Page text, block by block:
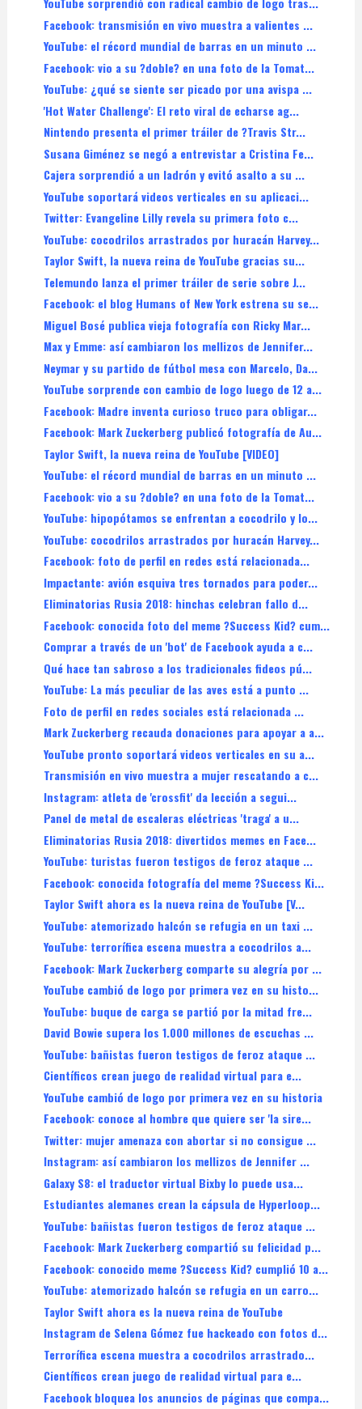
Facebook: transmisión en vivo muestra a valientes ...
YouTube: el récord mundial de barras en un minuto ...
Facebook: vio a su ?doble? en una foto de la Tomat...
YouTube: ¿qué se siente ser picado por una avispa ...
'Hot Water Challenge': El reto viral de echarse ag...
Nintendo presenta el primer tráiler de ?Travis Str...
Susana Giménez se negó a entrevistar a Cristina Fe...
Cajera sorprendió a un ladrón y evitó asalto a su ...
YouTube soportará videos verticales en su aplicaci...
Twitter: Evangeline Lilly revela su primera foto c...
YouTube: cocodrilos arrastrados por huracán Harvey...
Taylor Swift, la nueva reina de YouTube gracias su...
Telemundo lanza el primer tráiler de serie sobre J...
Facebook: el blog Humans of New York estrena su se...
Miguel Bosé publica vieja fotografía con Ricky Mar...
Max y Emme: así cambiaron los mellizos de Jennifer...
Neymar y su partido de fútbol mesa con Marcelo, Da...
YouTube sorprende con cambio de logo luego de 12 a...
Facebook: Madre inventa curioso truco para obligar...
Facebook: Mark Zuckerberg publicó fotografía de Au...
Taylor Swift, la nueva reina de YouTube [VIDEO]
YouTube: el récord mundial de barras en un minuto ...
Facebook: vio a su ?doble? en una foto de la Tomat...
YouTube: hipopótamos se enfrentan a cocodrilo y lo...
YouTube: cocodrilos arrastrados por huracán Harvey...
Facebook: foto de perfil en redes está relacionada...
Impactante: avión esquiva tres tornados para poder...
Eliminatorias Rusia 2018: hinchas celebran fallo d...
Facebook: conocida foto del meme ?Success Kid? cum...
Comprar a través de un 'bot' de Facebook ayuda a c...
Qué hace tan sabroso a los tradicionales fideos pú...
YouTube: La más peculiar de las aves está a punto ...
Foto de perfil en redes sociales está relacionada ...
Mark Zuckerberg recauda donaciones para apoyar a a...
YouTube pronto soportará videos verticales en su a...
Transmisión en vivo muestra a mujer rescatando a c...
Instagram: atleta de 'crossfit' da lección a segui...
Panel de metal de escaleras eléctricas 'traga' a u...
Eliminatorias Rusia 2018: divertidos memes en Face...
YouTube: turistas fueron testigos de feroz ataque ...
Facebook: conocida fotografía del meme ?Success Ki...
Taylor Swift ahora es la nueva reina de YouTube [V...
YouTube: atemorizado halcón se refugia en un taxi ...
YouTube: terrorífica escena muestra a cocodrilos a...
Facebook: Mark Zuckerberg comparte su alegría por ...
YouTube cambió de logo por primera vez en su histo...
YouTube: buque de carga se partió por la mitad fre...
David Bowie supera los 1.000 millones de escuchas ...
YouTube: bañistas fueron testigos de feroz ataque ...
Científicos crean juego de realidad virtual para e...
YouTube cambió de logo por primera vez en su historia
Facebook: conoce al hombre que quiere ser 'la sire...
Twitter: mujer amenaza con abortar si no consigue ...
Instagram: así cambiaron los mellizos de Jennifer ...
Galaxy S8: el traductor virtual Bixby lo puede usa...
Estudiantes alemanes crean la cápsula de Hyperloop...
YouTube: bañistas fueron testigos de feroz ataque ...
Facebook: Mark Zuckerberg compartió su felicidad p...
Facebook: conocido meme ?Success Kid? cumplió 10 a...
YouTube: atemorizado halcón se refugia en un carro...
Taylor Swift ahora es la nueva reina de YouTube
Instagram de Selena Gómez fue hackeado con fotos d...
Terrorífica escena muestra a cocodrilos arrastrado...
Científicos crean juego de realidad virtual para e...
Facebook bloquea los anuncios de páginas que compa...